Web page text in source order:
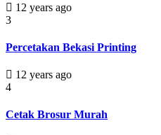
12 years ago
3
Percetakan Bekasi Printing
12 years ago
4
Cetak Brosur Murah